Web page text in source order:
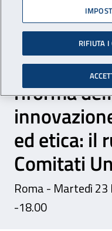
Convegno
può! -
e rendere
riforma
ed etica: il
Comitati
Roma - Martedì
-18.00
RIFIUTA I